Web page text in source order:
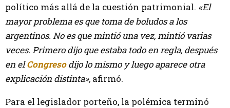
político más allá de la cuestión patrimonial. «El
mayor problema es que toma de boludos a los
argentinos. No es que mintió una vez, mintió varias
veces. Primero dijo que estaba todo en regla, después
en elCongresodijo lo mismo y luego aparece otra
explicación distinta», afirmó.
Para el legislador porteño, la polémica terminó